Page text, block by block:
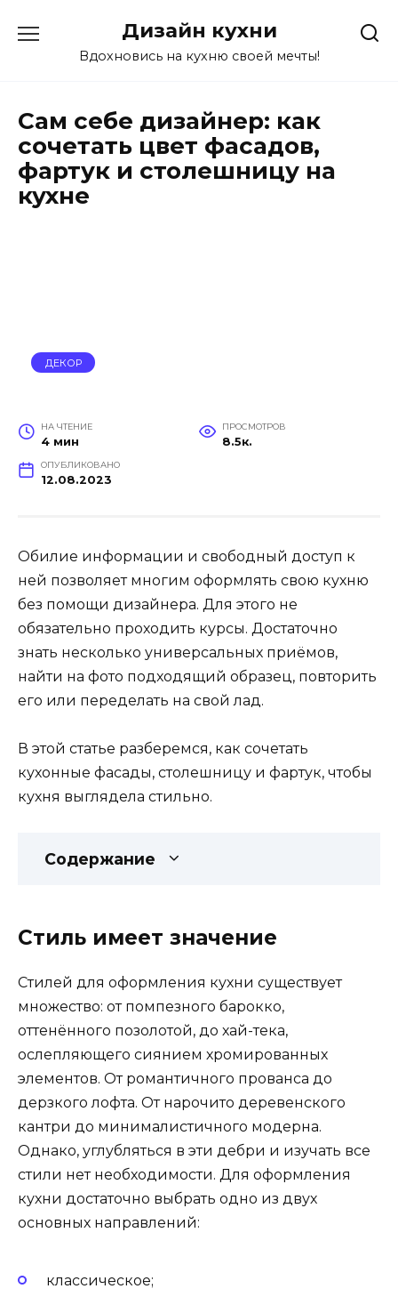
содержанию
Дизайн кухни
Вдохновись на кухню своей мечты!
Сам себе дизайнер: как
сочетать цвет фасадов,
фартук и столешницу на
кухне
ДЕКОР
НА ЧТЕНИЕ
4 мин
ПРОСМОТРОВ
8.5к.
ОПУБЛИКОВАНО
12.08.2023
Обилие информации и свободный доступ к
ней позволяет многим оформлять свою кухню
без помощи дизайнера. Для этого не
обязательно проходить курсы. Достаточно
знать несколько универсальных приёмов,
найти на фото подходящий образец, повторить
его или переделать на свой лад.
В этой статье разберемся, как сочетать
кухонные фасады, столешницу и фартук, чтобы
кухня выглядела стильно.
Содержание
Стиль имеет значение
Стилей для оформления кухни существует
множество: от помпезного барокко,
оттенённого позолотой, до хай-тека,
ослепляющего сиянием хромированных
элементов. От романтичного прованса до
дерзкого лофта. От нарочито деревенского
кантри до минималистичного модерна.
Однако, углубляться в эти дебри и изучать все
стили нет необходимости. Для оформления
кухни достаточно выбрать одно из двух
основных направлений:
классическое;